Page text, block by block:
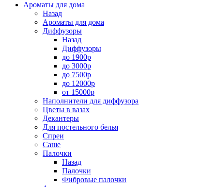
Ароматы для дома
Назад
Ароматы для дома
Диффузоры
Назад
Диффузоры
до 1900р
до 3000р
до 7500р
до 12000р
от 15000р
Наполнители для диффузора
Цветы в вазах
Декантеры
Для постельного белья
Спреи
Саше
Палочки
Назад
Палочки
Фибровые палочки